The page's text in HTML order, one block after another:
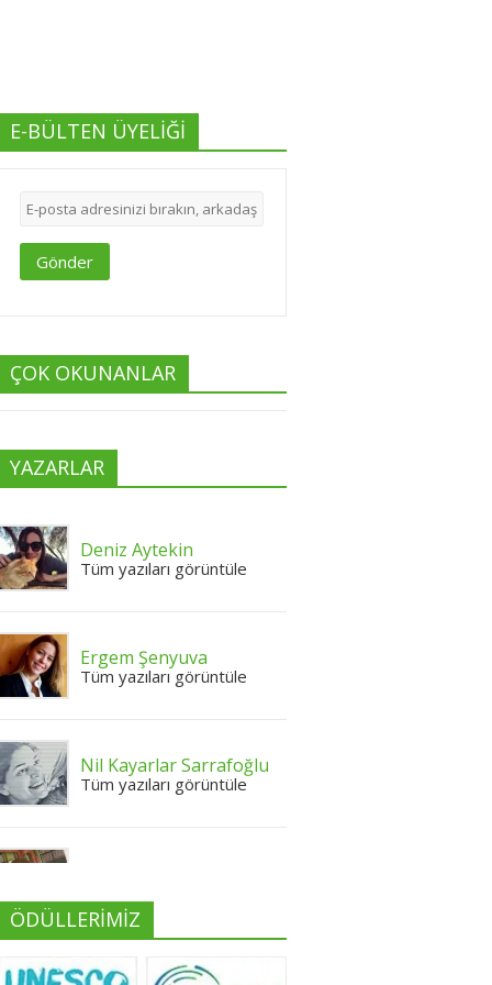
E-BÜLTEN ÜYELİĞİ
Gönder
ÇOK OKUNANLAR
YAZARLAR
Deniz Aytekin
Tüm yazıları görüntüle
Ergem Şenyuva
Tüm yazıları görüntüle
Nil Kayarlar Sarrafoğlu
Tüm yazıları görüntüle
Neslihan Edeş
ÖDÜLLERİMİZ